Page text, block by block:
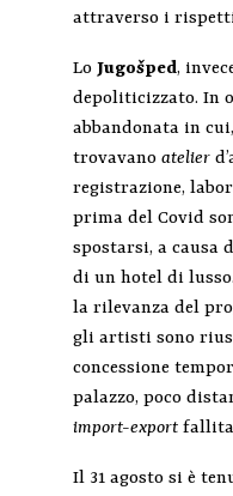
attraverso i
Lo Jugošped,
depoliticizzato. In
abbandonata in
trovavano atelier
registrazione,
prima del Covid
spostarsi, a causa
di un hotel di
la rilevanza del
gli artisti sono
concessione
palazzo, poco
import-export
Il 31 agosto si è